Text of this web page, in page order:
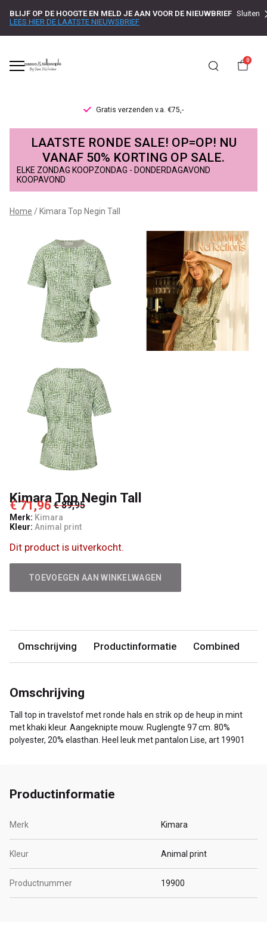
BLIJF OP DE HOOGTE EN MELD JE AAN VOOR DE NIEUWBRIEF
LEES HIER DE LAATSTE NIEUWSBRIEF
Sluiten
0
Gratis verzenden v.a. €75,-
Kimara
Top
Negin
Tall
Passo
LAATSTE RONDE SALE! OP=OP! NU
VANAF 50% KORTING OP SALE.
ELKE ZONDAG KOOPZONDAG - DONDERDAGAVOND
KOOPAVOND
Home Kimara Top Negin Tall
Kimara Top Negin Tall
€ 71,96 € 89,95
Merk: Kimara
Kleur: Animal print
Dit product is uitverkocht.
TOEVOEGEN AAN WINKELWAGEN
Omschrijving Productinformatie Combined
Omschrijving
Tall top in travelstof met ronde hals en strik op de heup in mint
met khaki kleur. Aangeknipte mouw. Ruglengte 97 cm. 80%
polyester, 20% elasthan. Heel leuk met pantalon Lise, art 19901
Productinformatie
Merk Kimara
Kleur Animal print
Productnummer 19900